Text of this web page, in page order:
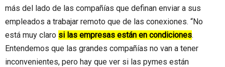
más del lado de las compañías que definan enviar a sus
empleados a trabajar remoto que de las conexiones. “No
está muy claro si las empresas están en condiciones.
Entendemos que las grandes compañías no van a tener
inconvenientes, pero hay que ver si las pymes están